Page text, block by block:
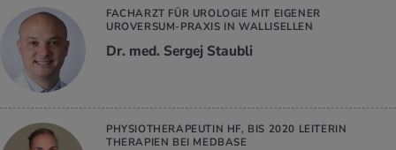
FACHARZT FÜR UROLOGIE MIT EIGENER
UROVERSUM-PRAXIS IN WALLISELLEN
Dr. med. Sergej Staubli
PHYSIOTHERAPEUTIN HF, BIS 2020 LEITERIN
THERAPIEN BEI MEDBASE